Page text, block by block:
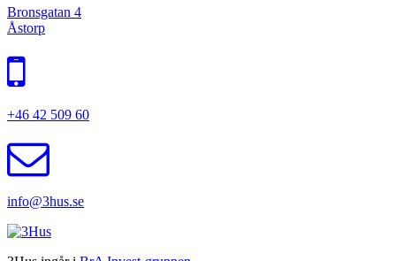
Bronsgatan 4
Åstorp
+46 42 509 60
info@3hus.se